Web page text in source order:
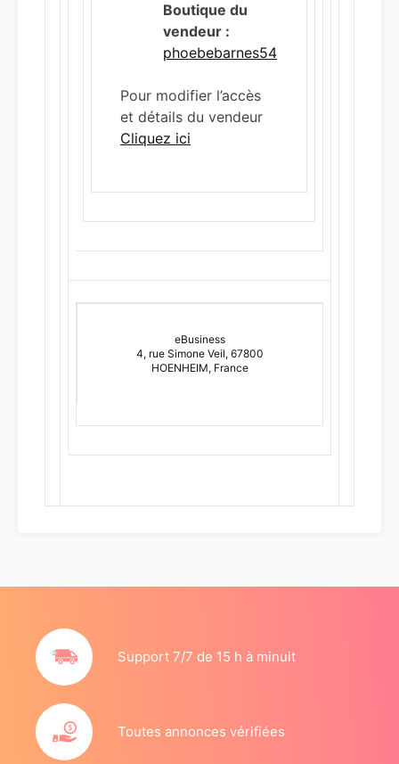
Boutique du
vendeur :
phoebebarnes54
Pour modifier l’accès
et détails du vendeur
Cliquez ici
eBusiness
4, rue Simone Veil, 67800
HOENHEIM, France
Support 7/7 de 15 h à minuit
Toutes annonces vérifiées